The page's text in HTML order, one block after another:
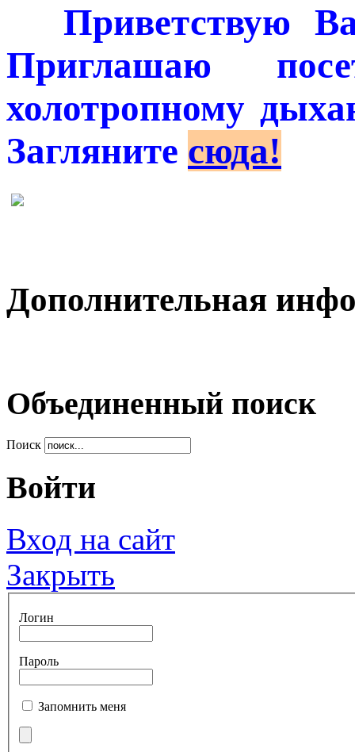
Приветствую
Приглашаю
холотропному
Загляните сюда!
Дополнительная
Объединенный поиск
Поиск
Войти
Вход на сайт
Закрыть
Логин
Пароль
Запомнить меня